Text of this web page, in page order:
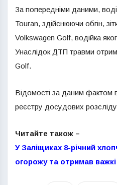
За попередніми даними,
Touran, здійснюючи обгін,
Volkswagen Golf, водійка
Унаслідок ДТП травми
Golf.
Відомості за даним фактом
реєстру досудових
Читайте також –
У Заліщиках 8-річний
огорожу та отримав